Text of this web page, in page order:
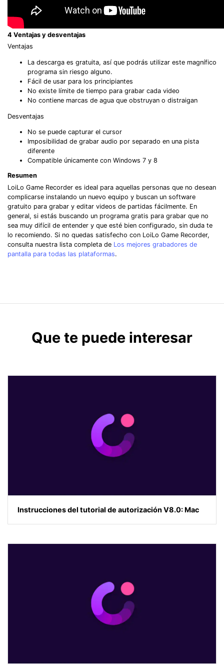
4 Ventajas y desventajas
Ventajas
La descarga es gratuita, así que podrás utilizar este magnífico
programa sin riesgo alguno.
Fácil de usar para los principiantes
No existe límite de tiempo para grabar cada video
No contiene marcas de agua que obstruyan o distraigan
Desventajas
No se puede capturar el cursor
Imposibilidad de grabar audio por separado en una pista
diferente
Compatible únicamente con Windows 7 y 8
Resumen
LoiLo Game Recorder es ideal para aquellas personas que no desean
complicarse instalando un nuevo equipo y buscan un software
gratuito para grabar y editar videos de partidas fácilmente. En
general, si estás buscando un programa gratis para grabar que no
sea muy difícil de entender y que esté bien configurado, sin duda te
lo recomiendo. Si no quedas satisfecho con LoiLo Game Recorder,
consulta nuestra lista completa de Los mejores grabadores de
pantalla para todas las plataformas.
Que te puede interesar
Instrucciones del tutorial de autorización V8.0: Mac